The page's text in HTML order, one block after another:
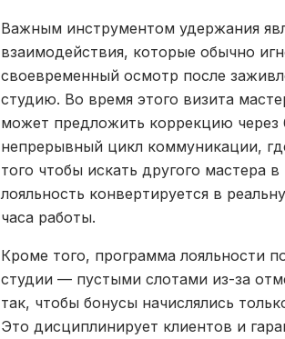
Важным инструментом удержания
взаимодействия, которые обычно
своевременный осмотр после
студию. Во время этого визита
может предложить коррекцию через
непрерывный цикл коммуникации,
того чтобы искать другого мастера
лояльность конвертируется в
часа работы.
Кроме того, программа лояльности
студии — пустыми слотами из-за
так, чтобы бонусы начислялись
Это дисциплинирует клиентов и